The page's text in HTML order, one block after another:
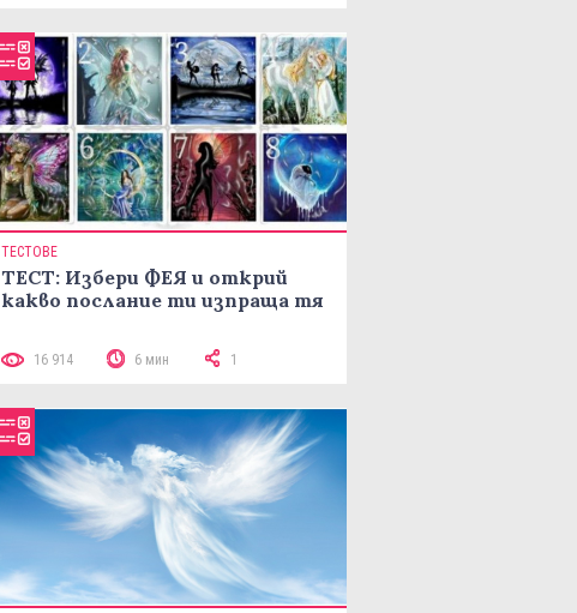
ТЕСТОВЕ
ТЕСТ: Избери ФЕЯ и открий
какво послание ти изпраща тя
16 914 6 мин 1